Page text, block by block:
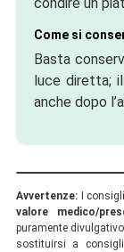
Come si
Basta
luce diretta;
anche dopo
Avvertenze: I
valore medico/
puramente
sostituirsi a